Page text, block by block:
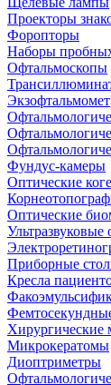
Проекторы
Форопторы
Наборы
Офтальмоскопы
Фундус-камеры
Оптические
Оптические
Приборные
Кресла
Хирургические
Микрокератомы
Диоптриметры